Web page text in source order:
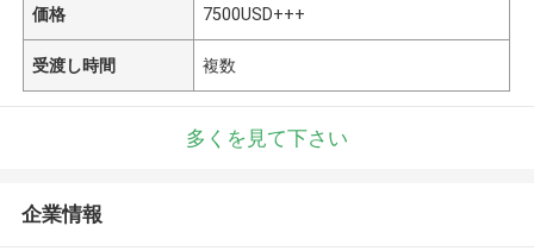
価格 7500USD+++
受渡し時間 複数
多くを見て下さい
企業情報